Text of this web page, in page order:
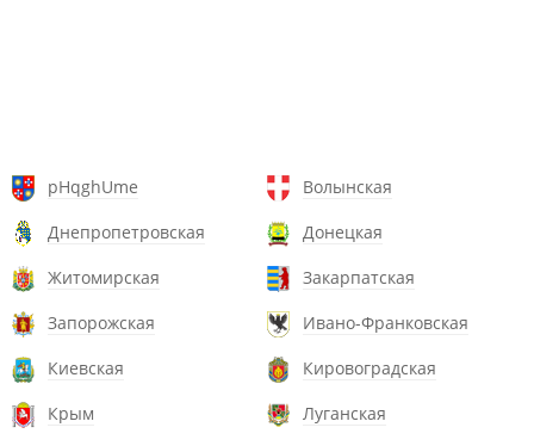
pHqghUme
Волынская
Днепропетровская
Донецкая
Житомирская
Закарпатская
Запорожская
Ивано-Франковская
Киевская
Кировоградская
Крым
Луганская